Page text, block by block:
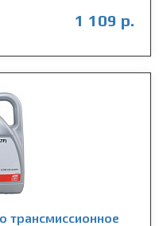
1 109 р.
трансмиссионное